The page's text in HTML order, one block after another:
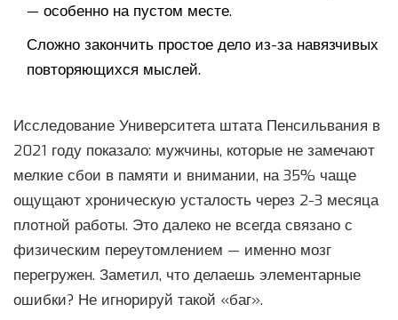
— особенно на пустом месте.
Сложно закончить простое дело из-за навязчивых
повторяющихся мыслей.
Исследование Университета штата Пенсильвания в
2021 году показало: мужчины, которые не замечают
мелкие сбои в памяти и внимании, на 35% чаще
ощущают хроническую усталость через 2-3 месяца
плотной работы. Это далеко не всегда связано с
физическим переутомлением — именно мозг
перегружен. Заметил, что делаешь элементарные
ошибки? Не игнорируй такой «баг».